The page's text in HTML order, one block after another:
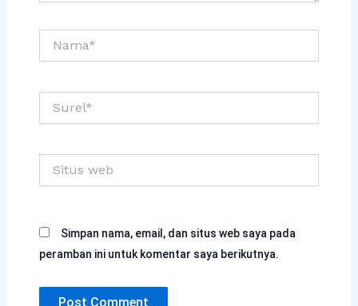
web
Simpan nama, email, dan situs web saya pada
peramban ini untuk komentar saya berikutnya.